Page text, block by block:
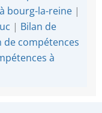
bourg-la-reine |
| Bilan de
de compétences
à